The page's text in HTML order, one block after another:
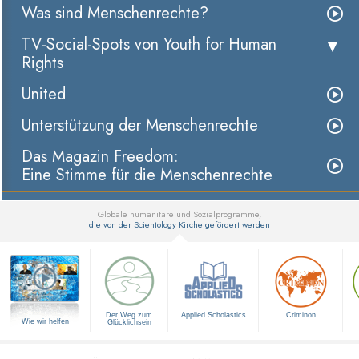
Was sind Menschenrechte?
TV-Social-Spots von Youth for Human
Rights
United
Unterstützung der Menschenrechte
Das Magazin Freedom:
Eine Stimme für die Menschenrechte
Globale humanitäre und Sozialprogramme,
die von der Scientology Kirche gefördert werden
Wie wir helfen
Der Weg zum
Glücklichsein
Applied Scholastics Criminon